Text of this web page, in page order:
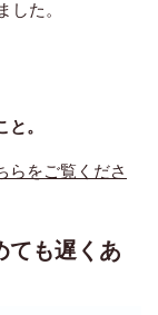
した。
。
らをご覧くださ
ても遅くあ